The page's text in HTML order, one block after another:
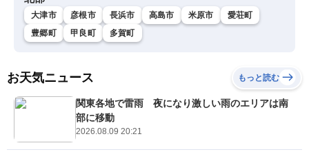
大津市 彦根市 長浜市 高島市 米原市
愛荘町
豊郷町
甲良町 多賀町
お天気ニュース もっと読む
関東各地で雷雨 夜になり激しい雨のエリアは南
部に移動
2026.08.09 20:21